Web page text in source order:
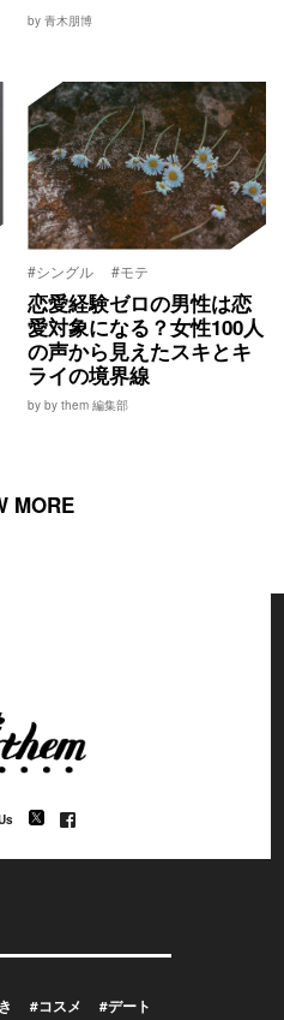
by 青木朋博
#シングル #モテ
恋愛経験ゼロの男性は恋
愛対象になる？女性100人
の声から見えたスキとキ
ライの境界線
by by them 編集部
MORE
#コスメ
#デート